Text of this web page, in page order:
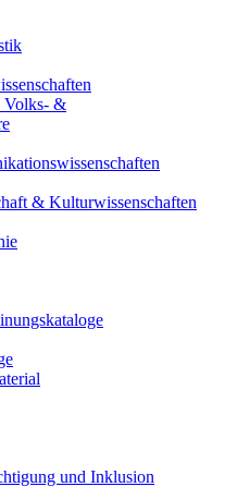
Volks- &
& Kulturwissenschaften
und Inklusion